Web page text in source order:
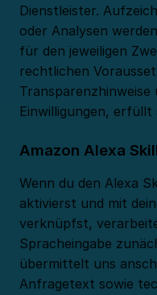
Dienstleister.
oder Analysen
für den jeweiligen
rechtlichen
Einwilligungen, erfüllt
Amazon Alexa
Wenn du den Alexa
aktivierst und mit
verknüpfst,
Spracheingabe
übermittelt uns
Anfragetext sowie